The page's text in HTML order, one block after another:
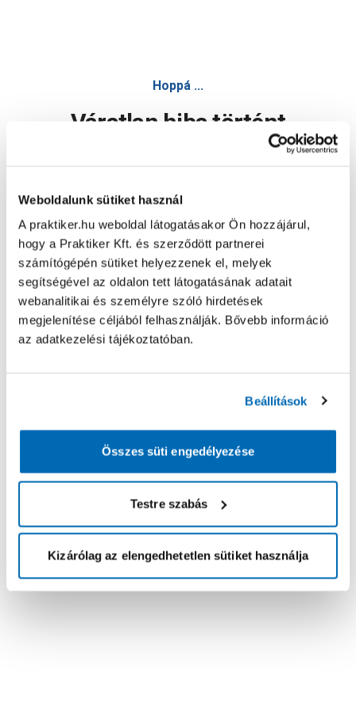
Weboldalunk sütiket használ
A praktiker.hu weboldal látogatásakor Ön hozzájárul,
hogy a Praktiker Kft. és szerződött partnerei
számítógépén sütiket helyezzenek el, melyek
segítségével az oldalon tett látogatásának adatait
webanalitikai és személyre szóló hirdetések
megjelenítése céljából felhasználják. Bővebb információ
az adatkezelési tájékoztatóban.
Beállítások
Összes süti engedélyezése
Testre szabás
Kizárólag az elengedhetetlen sütiket használja
Hoppá ...
Váratlan hiba történt
Oldal újratöltése